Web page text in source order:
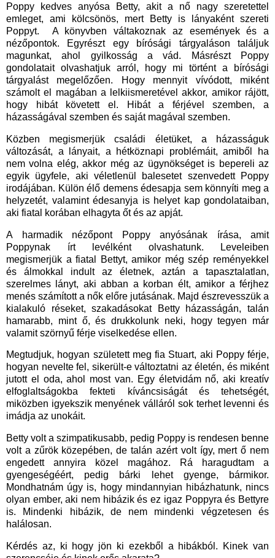
Poppy kedves anyósa Betty, akit a nő nagy szeretettel
emleget, ami kölcsönös, mert Betty is lányaként szereti
Poppyt. A könyvben váltakoznak az események és a
nézőpontok. Egyrészt egy bírósági tárgyaláson találjuk
magunkat, ahol gyilkosság a vád. Másrészt Poppy
gondolatait olvashatjuk arról, hogy mi történt a bírósági
tárgyalást megelőzően. Hogy mennyit vívódott, miként
számolt el magában a lelkiismeretével akkor, amikor rájött,
hogy hibát követett el. Hibát a férjével szemben, a
házasságával szemben és saját magával szemben.
Közben megismerjük családi életüket, a házasságuk
változását, a lányait, a hétköznapi problémáit, amiből ha
nem volna elég, akkor még az ügynökséget is bepereli az
egyik ügyfele, aki véletlenül balesetet szenvedett Poppy
irodájában. Külön élő demens édesapja sem könnyíti meg a
helyzetét, valamint édesanyja is helyet kap gondolataiban,
aki fiatal korában elhagyta őt és az apját.
A harmadik nézőpont Poppy anyósának írása, amit
Poppynak írt levélként olvashatunk. Leveleiben
megismerjük a fiatal Bettyt, amikor még szép reményekkel
és álmokkal indult az életnek, aztán a tapasztalatlan,
szerelmes lányt, aki abban a korban élt, amikor a férjhez
menés számított a nők előre jutásának. Majd észrevesszük a
kialakuló réseket, szakadásokat Betty házasságán, talán
hamarabb, mint ő, és drukkolunk neki, hogy tegyen már
valamit szörnyű férje viselkedése ellen.
Megtudjuk, hogyan született meg fia Stuart, aki Poppy férje,
hogyan nevelte fel, sikerült-e változtatni az életén, és miként
jutott el oda, ahol most van. Egy életvidám nő, aki kreatív
elfoglaltságokba fekteti kíváncsiságát és tehetségét,
miközben igyekszik menyének válláról sok terhet levenni és
imádja az unokáit.
Betty volt a szimpatikusabb, pedig Poppy is rendesen benne
volt a zűrök közepében, de talán azért volt így, mert ő nem
engedett annyira közel magához. Rá haragudtam a
gyengeségéért, pedig bárki lehet gyenge, bármikor.
Mondhatnám úgy is, hogy mindannyian hibázhatunk, nincs
olyan ember, aki nem hibázik és ez igaz Poppyra és Bettyre
is. Mindenki hibázik, de nem mindenki végzetesen és
halálosan.
Kérdés az, ki hogy jön ki ezekből a hibákból. Kinek van